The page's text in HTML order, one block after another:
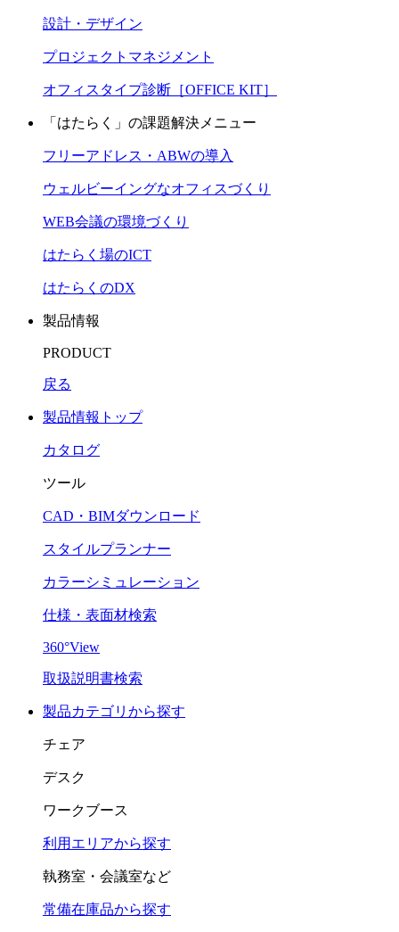
設計・デザイン
プロジェクトマネジメント
オフィスタイプ診断［OFFICE KIT］
「はたらく」の課題解決メニュー
フリーアドレス・ABWの導入
ウェルビーイングなオフィスづくり
WEB会議の環境づくり
はたらく場のICT
はたらくのDX
製品情報
PRODUCT
戻る
製品情報トップ
カタログ
ツール
CAD・BIMダウンロード
スタイルプランナー
カラーシミュレーション
仕様・表面材検索
360°View
取扱説明書検索
製品カテゴリから探す
チェア
デスク
ワークブース
利用エリアから探す
執務室・会議室など
常備在庫品から探す